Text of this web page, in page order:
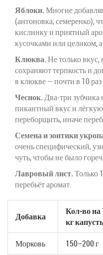
Яблоки.Многие
(антоновка, семеренко),
кислинку и приятный
кусочками или целиком,
Клюква.Не только
сохраняют терпкость и
в клюкве — почти в 10
Чеснок.Два-три
пикантный вкус и
переборщить, иначе
Семена и зонтики
очень специфический,
чуть, чтобы не было
Лавровый лист.Только
перебьёт аромат.
Добавка
Кол-во на
кг
Морковь 150–200 г